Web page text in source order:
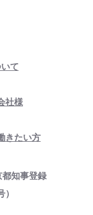
て
社様
きたい方
都知事登録